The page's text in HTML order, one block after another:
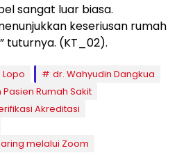
sangat luar biasa.
keseriusan rumah
tuturnya. (KT_02).
Lopo
dr. Wahyudin Dangkua
Rumah Sakit
Akreditasi
melalui Zoom